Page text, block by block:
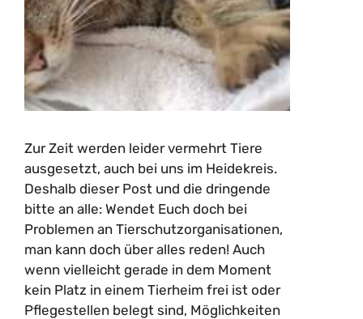
Zur Zeit werden leider vermehrt Tiere
ausgesetzt, auch bei uns im Heidekreis.
Deshalb dieser Post und die dringende
bitte an alle: Wendet Euch doch bei
Problemen an Tierschutzorganisationen,
man kann doch über alles reden! Auch
wenn vielleicht gerade in dem Moment
kein Platz in einem Tierheim frei ist oder
Pflegestellen belegt sind, Möglichkeiten